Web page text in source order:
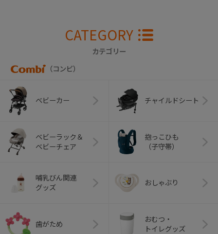
CATEGORY
カテゴリー
（コンビ）
ベビーカー チャイルドシート
ベビーラック＆
ベビーチェア
抱っこひも
（子守帯）
哺乳びん関連
グッズ
おしゃぶり
歯がため
おむつ・
トイレグッズ